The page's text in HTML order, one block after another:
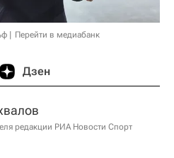
Перейти в медиабанк
Дзен
редакции РИА Новости Спорт